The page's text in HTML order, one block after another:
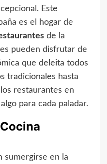
Este
es el hogar de
de la
pueden disfrutar de
que deleita todos
tradicionales hasta
restaurantes en
para cada paladar.
sumergirse en la